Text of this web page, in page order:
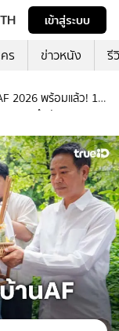
TH
เข้าสู่ระบบ
ร ข่าวหนัง รี
2026 พร้อมแล้ว! 12
.ย.สุดคึกคัก!